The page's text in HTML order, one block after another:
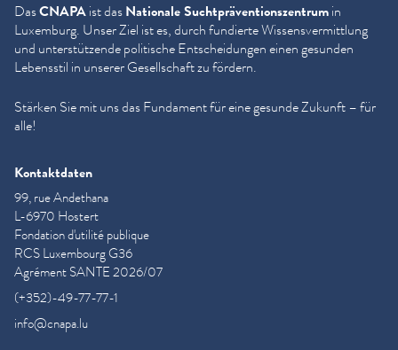
DasCNAPAist dasNationale Sucht­präven­tion­szen­trumin
Luxemburg. Unser Ziel ist es, durch fundierte Wis­sensver­mit­tlung
und unter­stützende politische Entschei­dun­gen einen gesunden
Lebensstil in unserer Gesellschaft zu fördern.
Stärken Sie mit uns das Fundament für eine gesunde Zukunft – für
alle!
Kontaktdaten
99, rue Andethana
L-6970 Hostert
Fondation d'utilité publique
RCS Luxembourg G36
Agrément SANTE 2026/07
(+352)-49-77-77-1
info@cnapa.lu